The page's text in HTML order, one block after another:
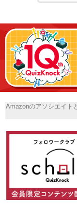
Amazonのアソシエイト